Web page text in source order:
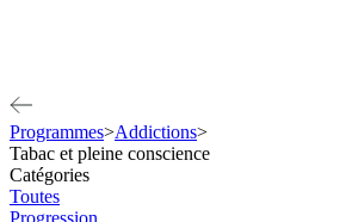
Programmes>Addictions>
Tabac et pleine conscience
Catégories
Toutes
Progression